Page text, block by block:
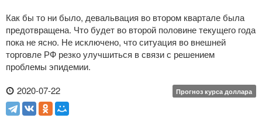
Как бы то ни было, девальвация во втором квартале была
предотвращена. Что будет во второй половине текущего года
пока не ясно. Не исключено, что ситуация во внешней
торговле РФ резко улучшиться в связи с решением
проблемы эпидемии.
2020-07-22
Прогноз курса доллара